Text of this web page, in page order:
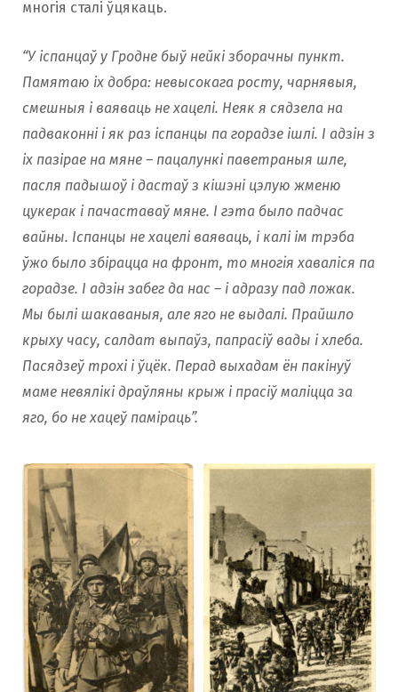
многія сталі ўцякаць.
“У іспанцаў у Гродне быў нейкі зборачны пункт.
Памятаю іх добра: невысокага росту, чарнявыя,
смешныя і ваяваць не хацелі. Неяк я сядзела на
падваконні і як раз іспанцы па горадзе ішлі. І адзін з
іх пазірае на мяне – пацалункі паветраныя шле,
пасля падышоў і дастаў з кішэні цэлую жменю
цукерак і пачаставаў мяне. I гэта было падчас
вайны. Іспанцы не хацелі ваяваць, і калі ім трэба
ўжо было збірацца на фронт, то многiя хаваліся па
горадзе. І адзін забег да нас – і адразу пад ложак.
Мы былі шакаваныя, але яго не выдалі. Прайшло
крыху часу, салдат выпаўз, папрасіў вады і хлеба.
Пасядзеў трохі і ўцёк. Перад выхадам ён пакінуў
маме невялікі драўляны крыж і прасіў маліцца за
яго, бо не хацеў паміраць”.